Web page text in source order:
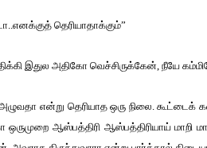
தெரியாதாக்கும்”
இதுல அதிகோ வெச்சிருக்கேன், நீயே
அழுவதா என்று தெரியாத ஒரு நிலை.
ஒருமுறை ஆஸ்பத்திரி ஆஸ்பத்திரியாய்